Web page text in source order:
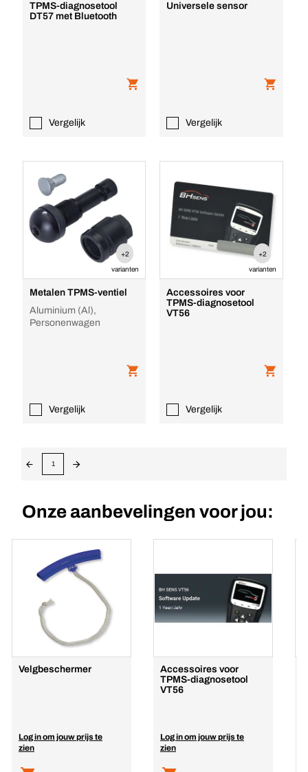
TPMS-diagnosetool
DT57 met Bluetooth
Vergelijk
Universele sensor
Vergelijk
+2
varianten
Metalen TPMS-ventiel
Aluminium (Al),
Personenwagen
Vergelijk
+2
varianten
Accessoires voor
TPMS-diagnosetool
VT56
Vergelijk
1
Onze aanbevelingen voor jou:
Velgbeschermer
Log in om jouw prijs te
zien
Accessoires voor
TPMS-diagnosetool
VT56
Log in om jouw prijs te
zien